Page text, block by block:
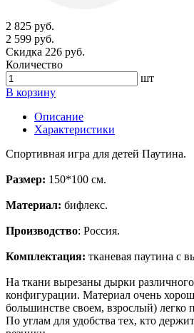
2 825 руб.
2 599 руб.
Скидка 226 руб.
Количество
шт
В корзину
Описание
Характеристики
Спортивная игра для детей Паутина.
Размер: 150*100 см.
Материал: бифлекс.
Производство: Россия.
Комплектация: тканевая паутина с
На ткани вырезаны дырки
конфигурации. Материал очень
большинстве своем, взрослый) легко
По углам для удобства тех, кто